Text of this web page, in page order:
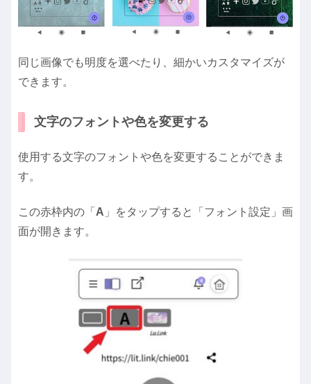
同じ画像でも明度を選べたり、細かいカスタマイズが
できます。
文字のフォントや色を変更する
使用する文字のフォントや色を変更することができま
す。
この赤枠内の「 A 」をタップすると「フォント設定」画
面が開きます。